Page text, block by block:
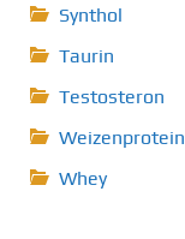
Synthol
Taurin
Testosteron
Weizenprotein
Whey